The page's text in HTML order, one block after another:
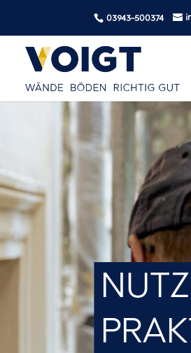
03943-500374